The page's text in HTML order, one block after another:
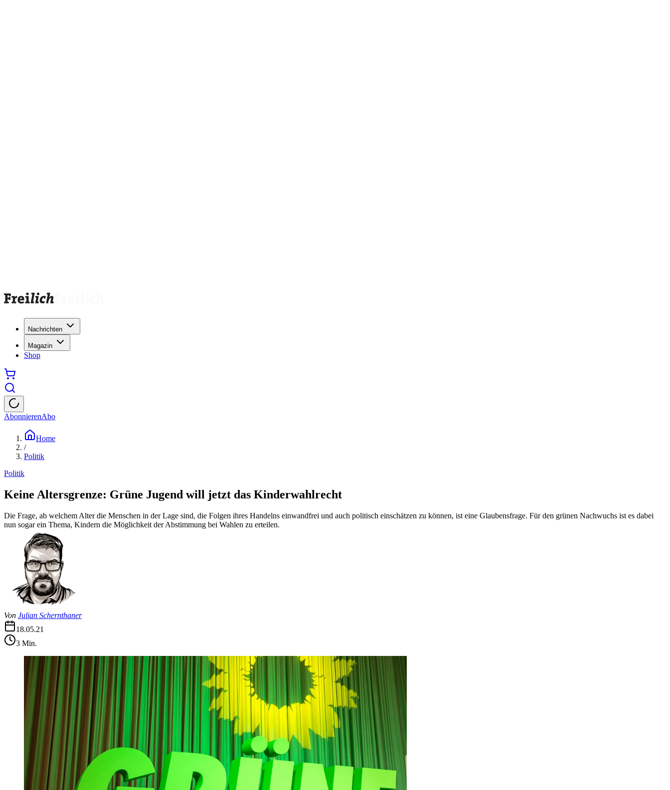
Nachrichten
Magazin
Shop
AbonnierenAbo
Home
/
Politik
Politik
Keine Altersgrenze: Grüne Jugend will jetzt das Kinderwahlrecht
Die Frage, ab welchem Alter die Menschen in der Lage sind, die Folgen ihres Handelns einwandfrei und auch politisch einschätzen zu können, ist eine Glaubensfrage. Für den grünen Nachwuchs ist es dabei
nun sogar ein Thema, Kindern die Möglichkeit der Abstimmung bei Wahlen zu erteilen.
Von Julian Schernthaner
18.05.21
3 Min.